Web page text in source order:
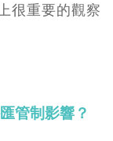
很重要的觀察
管制影響？